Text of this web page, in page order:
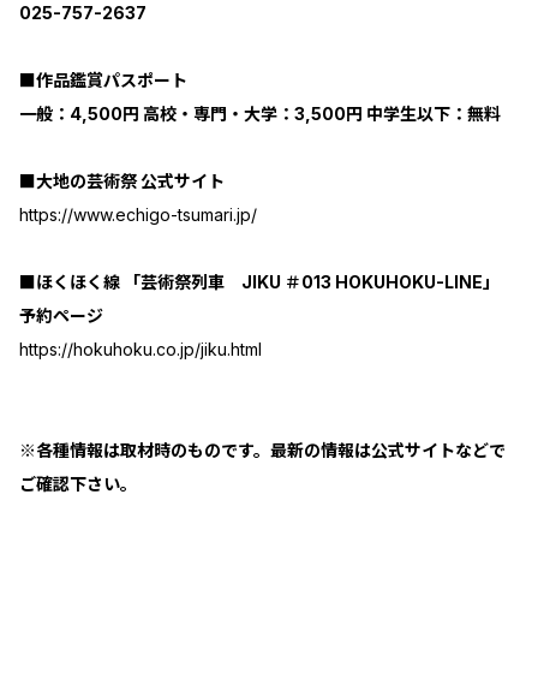
025-757-2637
■作品鑑賞パスポート
一般：4,500円 高校・専門・大学：3,500円 中学生以下：無料
■大地の芸術祭 公式サイト
https://www.echigo-tsumari.jp/
■ほくほく線 「芸術祭列車 JIKU ＃013 HOKUHOKU-LINE」
予約ページ
https://hokuhoku.co.jp/jiku.html
※各種情報は取材時のものです。最新の情報は公式サイトなどで
ご確認下さい。